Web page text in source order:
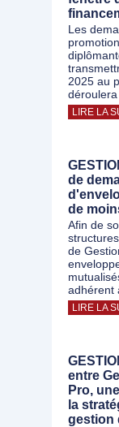
Les
2025 au
LIRE LA
de
de
Afin de
de
adhérent
LIRE LA
entre
Pro,
la
gestion